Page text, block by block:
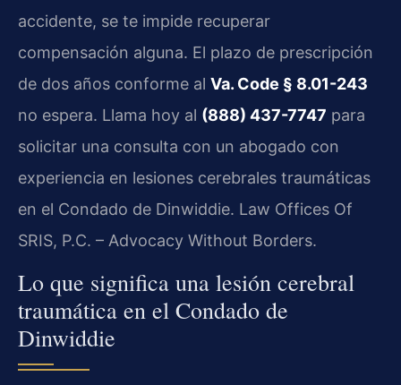
accidente, se te impide recuperar
compensación alguna. El plazo de prescripción
de dos años conforme al Va. Code § 8.01-243
no espera. Llama hoy al (888) 437-7747 para
solicitar una consulta con un abogado con
experiencia en lesiones cerebrales traumáticas
en el Condado de Dinwiddie. Law Offices Of
SRIS, P.C. – Advocacy Without Borders.
Lo que significa una lesión cerebral
traumática en el Condado de
Dinwiddie